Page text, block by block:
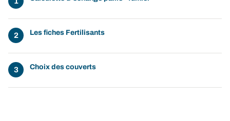
Les fiches Fertilisants
Choix des couverts